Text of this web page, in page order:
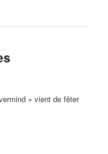
» vient de fêter